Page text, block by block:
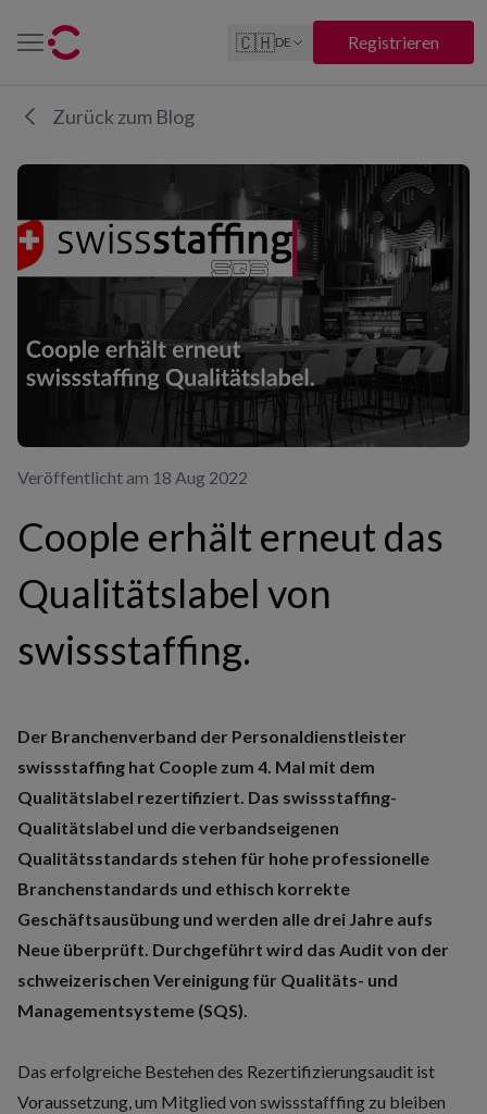
🇨🇭DE Registrieren
Zurück zum Blog
Veröffentlicht am 18 Aug 2022
Coople erhält erneut das
Qualitätslabel von
swissstaffing.
Der Branchenverband der Personaldienstleister
swissstaffing hat Coople zum 4. Mal mit dem
Qualitätslabel rezertifiziert. Das swissstaffing-
Qualitätslabel und die verbandseigenen
Qualitätsstandards stehen für hohe professionelle
Branchenstandards und ethisch korrekte
Geschäftsausübung und werden alle drei Jahre aufs
Neue überprüft. Durchgeführt wird das Audit von der
schweizerischen Vereinigung für Qualitäts- und
Managementsysteme (SQS).
Das erfolgreiche Bestehen des Rezertifizierungsaudit ist
Voraussetzung, um Mitglied von swissstafffing zu bleiben